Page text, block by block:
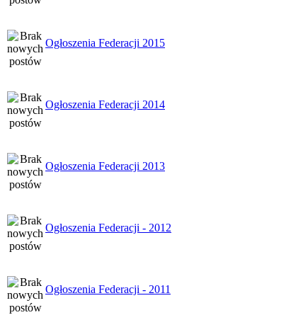
Ogłoszenia Federacji 2015
Ogłoszenia Federacji 2014
Ogłoszenia Federacji 2013
Ogłoszenia Federacji - 2012
Ogłoszenia Federacji - 2011